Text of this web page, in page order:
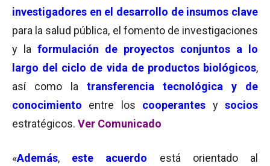
investigadores en el desarrollo de insumos clave
para la salud pública, el fomento de investigaciones
y la formulación de proyectos conjuntos a lo
largo del ciclo de vida de productos biológicos,
así como la transferencia tecnológica y de
conocimiento entre los cooperantes ysocios
estratégicos. Ver Comunicado
«Además, este acuerdo está orientado al